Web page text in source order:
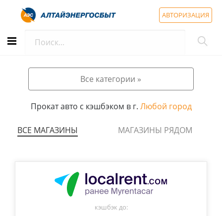
АВТОРИЗАЦИЯ
Все категории »
Прокат авто с кэшбэком в г. Любой город
ВСЕ МАГАЗИНЫ МАГАЗИНЫ РЯДОМ
кэшбэк до: